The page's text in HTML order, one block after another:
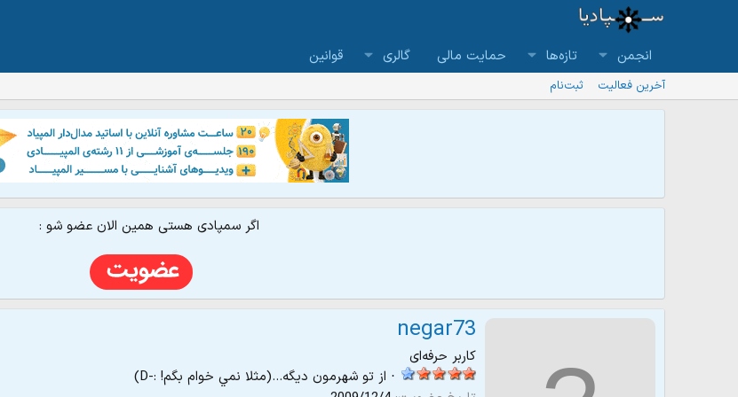
انجمن تازه‌ها حمایت مالی گالری قوانین
آخرین فعالیت ثبت‌نام
اگر سمپادی هستی همین الان عضو شو :
negar73
کاربر حرفه‌ای
· از تو شهرمون دیگه...(مثلا نمي خوام بگم! :-D)